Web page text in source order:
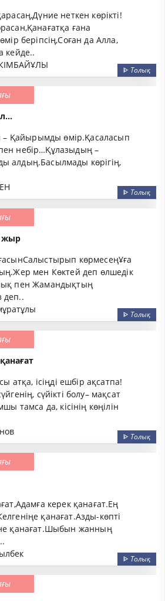
неткен көрікті!
ғана
беріпсің,Соған да Алла,
кейде..
ᐈ Толық
– Қайырымды өмiр.Қасаласып
небiр…Құлазыдың –
алдың.Басылмады көрiгiң,
ᐈ Толық
жыр
көрмесеңҰға
мен Көктей деп өлшедік
пен Жамандықтың
деп..
ᐈ Толық
атқа, ісіңді ешбір ақсатпа!
сүйікті болу– мақсат
тамса да, кісінің көңілін
ᐈ Толық
керек қанағат.Ең
қанағат.Азды-көпті
қанағат.Шыбын жанның
ᐈ Толық